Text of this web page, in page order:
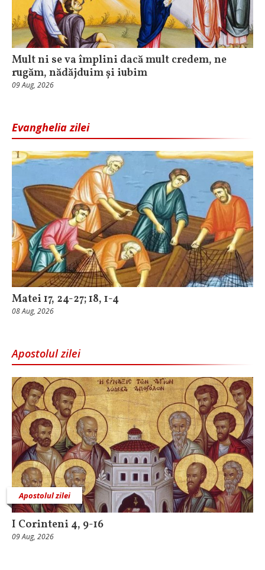
Mult ni se va împlini dacă mult credem, ne
rugăm, nădăjduim și iubim
09 Aug, 2026
Evanghelia zilei
Matei 17, 24-27; 18, 1-4
08 Aug, 2026
Apostolul zilei
Apostolul zilei
I Corinteni 4, 9-16
09 Aug, 2026